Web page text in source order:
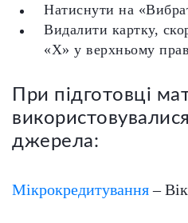
Натиснути на
Видалити картку,
«Х» у верхньому
При підготовці
джерела:
Мікрокредитування–